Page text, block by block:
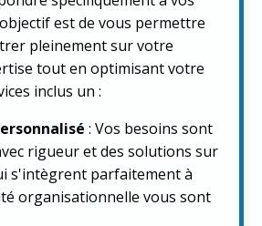
est de vous permettre
pleinement sur votre
tout en optimisant votre
inclus un :
: Vos besoins sont
rigueur et des solutions sur
s'intègrent parfaitement à
organisationnelle vous sont